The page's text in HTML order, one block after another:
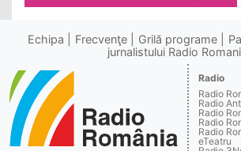
Echipa Frecvenţe Grilă programe
jurnalistului Radio
Radio
Radio
Radio
Radio
Radio
Radio
eTeatru